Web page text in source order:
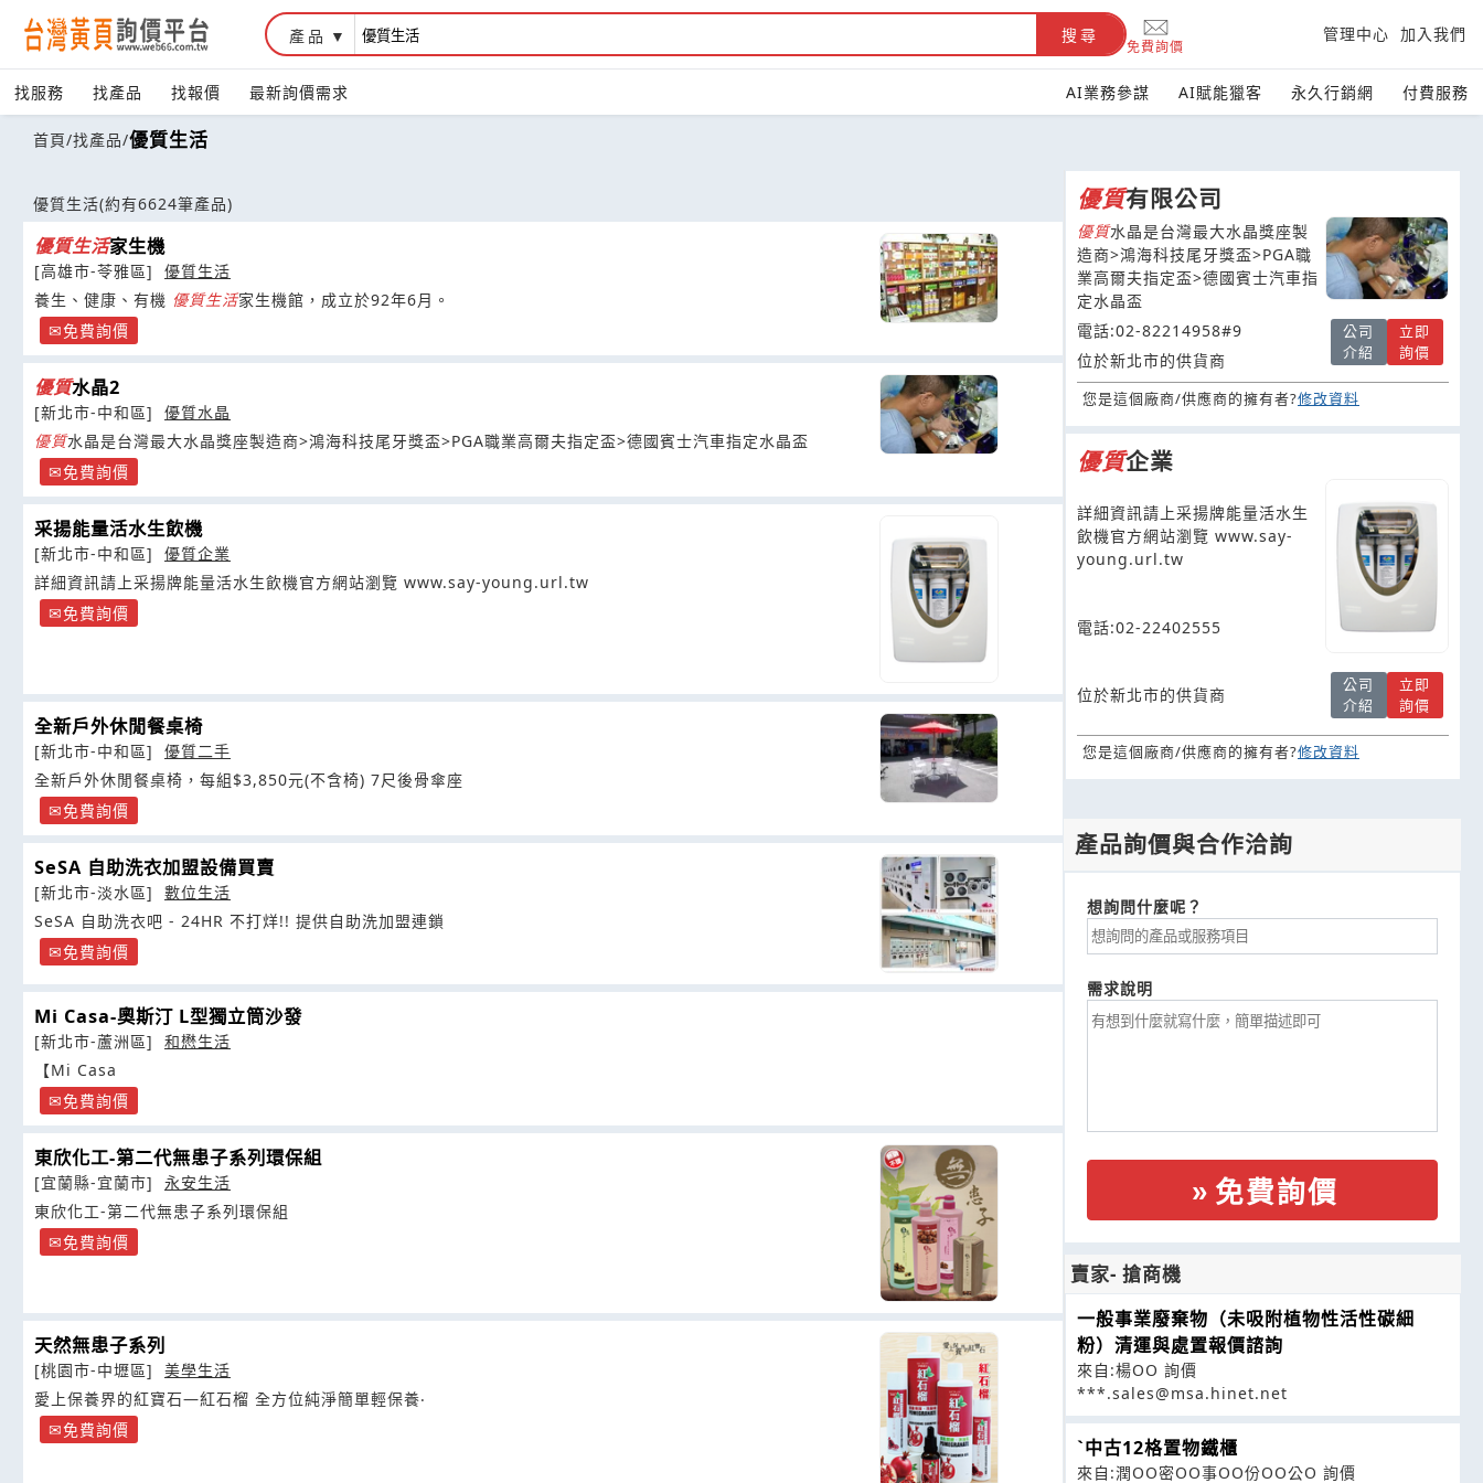
產品 搜尋
免費詢價
管理中心 加入我們
找服務 找產品 找報價 最新詢價需求 AI業務參謀 AI賦能獵客 永久行銷網 付費服務
首頁/找產品/優質生活
優質生活(約有6624筆產品)
優質生活家生機
[高雄市-苓雅區]
優質生活
養生、健康、有機 優質生活家生機館，成立於92年6月。
免費詢價
優質水晶2
[新北市-中和區]
優質水晶
優質水晶是台灣最大水晶獎座製造商>鴻海科技尾牙獎盃>PGA職業高爾夫指定盃>德國賓士汽車指定水晶盃
免費詢價
采揚能量活水生飲機
[新北市-中和區]
優質企業
詳細資訊請上采揚牌能量活水生飲機官方網站瀏覽 www.say-young.url.tw
免費詢價
全新戶外休閒餐桌椅
[新北市-中和區]
優質二手
全新戶外休閒餐桌椅，每組$3,850元(不含椅) 7尺後骨傘座
免費詢價
SeSA 自助洗衣加盟設備買賣
[新北市-淡水區]
數位生活
SeSA 自助洗衣吧 - 24HR 不打烊!! 提供自助洗加盟連鎖
免費詢價
Mi Casa-奧斯汀 L型獨立筒沙發
[新北市-蘆洲區]
和懋生活
【Mi Casa
免費詢價
東欣化工-第二代無患子系列環保組
[宜蘭縣-宜蘭市]
永安生活
東欣化工-第二代無患子系列環保組
免費詢價
天然無患子系列
[桃園市-中壢區]
美學生活
愛上保養界的紅寶石—紅石榴 全方位純淨簡單輕保養‧
免費詢價
優質有限公司
優質水晶是台灣最大水晶獎座製
造商>鴻海科技尾牙獎盃>PGA職
業高爾夫指定盃>德國賓士汽車指
定水晶盃
電話:02-82214958#9
位於新北市的供貨商
公司
介紹
立即
詢價
您是這個廠商/供應商的擁有者?修改資料
優質企業
詳細資訊請上采揚牌能量活水生
飲機官方網站瀏覽 www.say-
young.url.tw
電話:02-22402555
位於新北市的供貨商
公司
介紹
立即
詢價
您是這個廠商/供應商的擁有者?修改資料
產品詢價與合作洽詢
想詢問什麼呢？
需求說明
免費詢價
賣家- 搶商機
一般事業廢棄物（未吸附植物性活性碳細
粉）清運與處置報價諮詢
來自:楊OO 詢價
***.sales@msa.hinet.net
ˋ中古12格置物鐵櫃
來自:潤OO密OO事OO份OO公O 詢價